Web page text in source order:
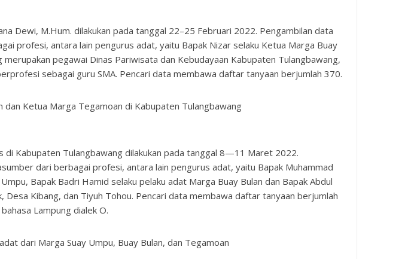
Dewi, M.Hum. dilakukan pada tanggal 22–25 Februari 2022. Pengambilan data
profesi, antara lain pengurus adat, yaitu Bapak Nizar selaku Ketua Marga Buay
pegawai Dinas Pariwisata dan Kebudayaan Kabupaten Tulangbawang,
sebagai guru SMA. Pencari data membawa daftar tanyaan berjumlah 370.
dan Ketua Marga Tegamoan di Kabupaten Tulangbawang
di Kabupaten Tulangbawang dilakukan pada tanggal 8—11 Maret 2022.
dari berbagai profesi, antara lain pengurus adat, yaitu Bapak Muhammad
Bapak Badri Hamid selaku pelaku adat Marga Buay Bulan dan Bapak Abdul
Kibang, dan Tiyuh Tohou. Pencari data membawa daftar tanyaan berjumlah
Lampung dialek O.
dari Marga Suay Umpu, Buay Bulan, dan Tegamoan